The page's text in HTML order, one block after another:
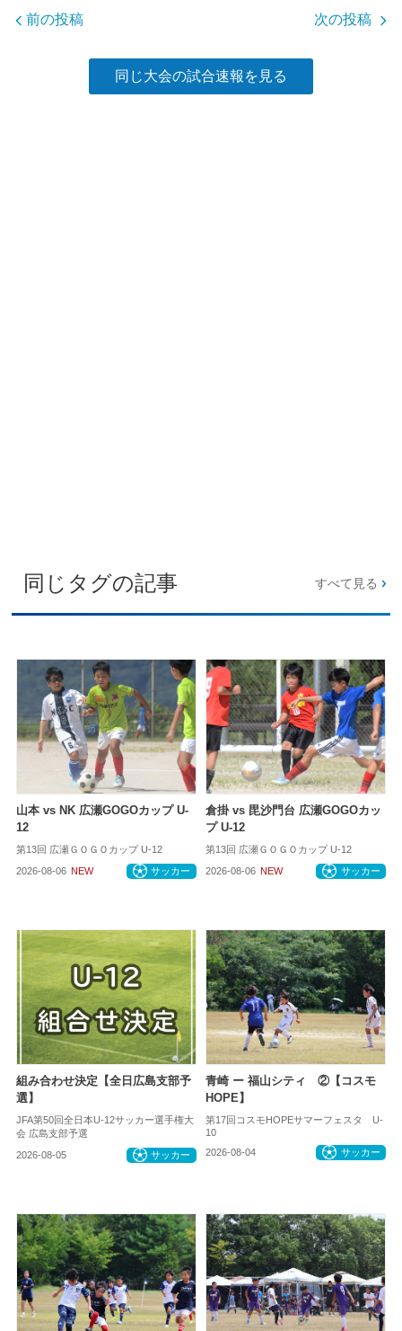
o
前の投稿 次の投稿
同じ大会の試合速報を見る
同じタグの記事 すべて見る
山本 vs NK 広瀬GOGOカップ U-
12
第13回 広瀬ＧＯＧＯカップ U-12
2026-08-06 NEW サッカー
倉掛 vs 毘沙門台 広瀬GOGOカッ
プ U-12
第13回 広瀬ＧＯＧＯカップ U-12
2026-08-06 NEW サッカー
組み合わせ決定【全日広島支部予
選】
JFA第50回全日本U-12サッカー選手権大
会 広島支部予選
2026-08-05 サッカー
青崎 ー 福山シティ ②【コスモ
HOPE】
第17回コスモHOPEサマーフェスタ U-
10
2026-08-04
サッカー